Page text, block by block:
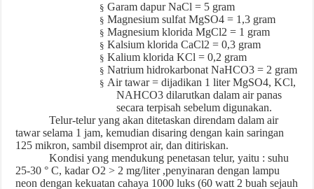
§ Garam dapur NaCl = 5 gram
§ Magnesium sulfat MgSO4 = 1,3 gram
§ Magnesium klorida MgCl2 = 1 gram
§ Kalsium klorida CaCl2 = 0,3 gram
§ Kalium klorida KCl = 0,2 gram
§ Natrium hidrokarbonat NaHCO3 = 2 gram
§ Air tawar = dijadikan 1 liter MgSO4, KCl,
NAHCO3 dilarutkan dalam air panas
secara terpisah sebelum digunakan.
Telur-telur yang akan ditetaskan direndam dalam air
tawar selama 1 jam, kemudian disaring dengan kain saringan
125 mikron, sambil disemprot air, dan ditiriskan.
Kondisi yang mendukung penetasan telur, yaitu : suhu
25-30 ° C, kadar O2 > 2 mg/liter ,penyinaran dengan lampu
neon dengan kekuatan cahaya 1000 luks (60 watt 2 buah sejauh